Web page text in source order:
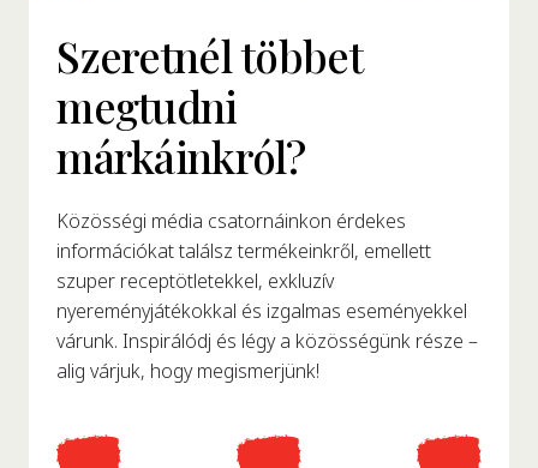
Szeretnél többet
megtudni
márkáinkról?
Közösségi média csatornáinkon érdekes
információkat találsz termékeinkről, emellett
szuper receptötletekkel, exkluzív
nyereményjátékokkal és izgalmas eseményekkel
várunk. Inspirálódj és légy a közösségünk része –
alig várjuk, hogy megismerjünk!